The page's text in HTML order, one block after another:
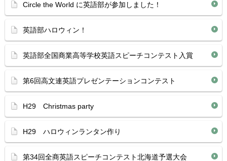
Circle the World に英語部が参加しました！
英語部ハロウィン！
英語部全国商業高等学校英語スピーチコンテスト入賞
第6回高文連英語プレゼンテーションコンテスト
H29 Christmas party
H29 ハロウィンランタン作り
第34回全商英語スピーチコンテスト北海道予選大会